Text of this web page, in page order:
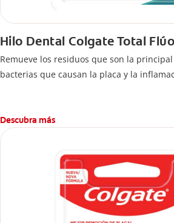
Hilo Dental Colgate Total
Remueve los residuos que son la
bacterias que causan la placa y la
Descubra más